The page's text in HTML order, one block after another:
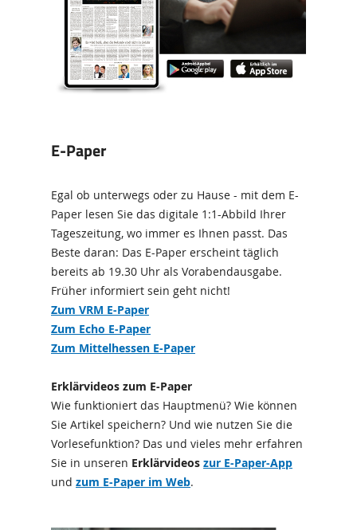
E-Paper
Egal ob unterwegs oder zu Hause - mit dem E-
Paper lesen Sie das digitale 1:1-Abbild Ihrer
Tageszeitung, wo immer es Ihnen passt. Das
Beste daran: Das E-Paper erscheint täglich
bereits ab 19.30 Uhr als Vorabendausgabe.
Früher informiert sein geht nicht!
Zum VRM E-Paper
Zum Echo E-Paper
Zum Mittelhessen E-Paper
Erklärvideos zum E-Paper
Wie funktioniert das Hauptmenü? Wie können
Sie Artikel speichern? Und wie nutzen Sie die
Vorlesefunktion? Das und vieles mehr erfahren
Sie in unseren Erklärvideos zur E-Paper-App
und zum E-Paper im Web.